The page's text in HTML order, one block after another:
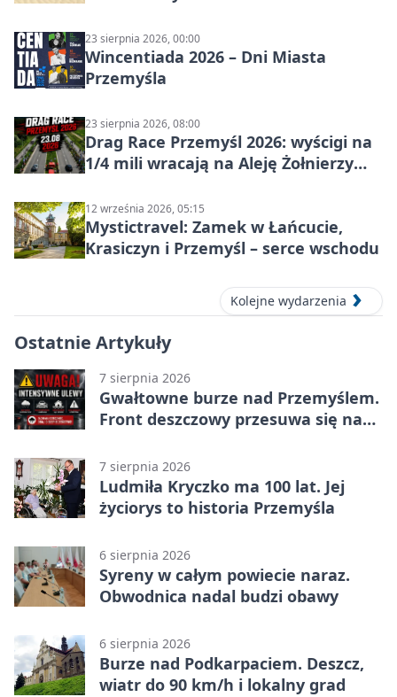
23 sierpnia 2026, 00:00
Wincentiada 2026 – Dni Miasta
Przemyśla
23 sierpnia 2026, 08:00
Drag Race Przemyśl 2026: wyścigi na
1/4 mili wracają na Aleję Żołnierzy
12 września 2026, 05:15
Mystictravel: Zamek w Łańcucie,
Krasiczyn i Przemyśl – serce wschodu
Kolejne wydarzenia
Ostatnie Artykuły
7 sierpnia 2026
Gwałtowne burze nad Przemyślem.
Front deszczowy przesuwa się na
7 sierpnia 2026
Ludmiła Kryczko ma 100 lat. Jej
życiorys to historia Przemyśla
6 sierpnia 2026
Syreny w całym powiecie naraz.
Obwodnica nadal budzi obawy
6 sierpnia 2026
Burze nad Podkarpaciem. Deszcz,
wiatr do 90 km/h i lokalny grad